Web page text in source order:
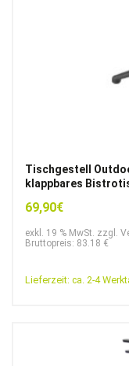
Tischgestell
klappbares
69,90€
exkl. 19 % MwSt. zzgl.
Bruttopreis: 83.18 €
Lieferzeit: ca. 2-4